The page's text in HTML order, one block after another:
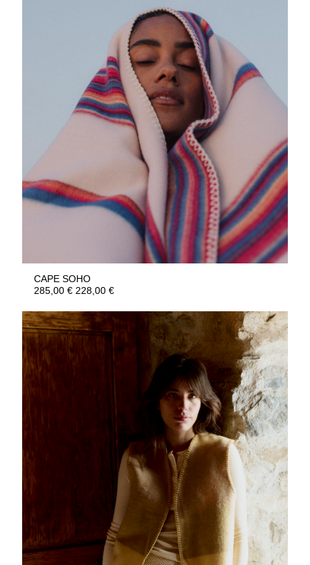
CAPE SOHO
285,00€ 228,00€